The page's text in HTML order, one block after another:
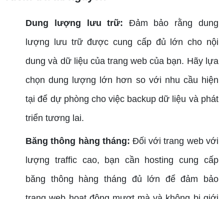
Dung lượng lưu trữ: Đảm bảo rằng dung
lượng lưu trữ được cung cấp đủ lớn cho nội
dung và dữ liệu của trang web của bạn. Hãy lựa
chọn dung lượng lớn hơn so với nhu cầu hiện
tại để dự phòng cho việc backup dữ liệu và phát
triển tương lai.
Băng thông hàng tháng: Đối với trang web với
lượng traffic cao, bạn cần hosting cung cấp
băng thông hàng tháng đủ lớn để đảm bảo